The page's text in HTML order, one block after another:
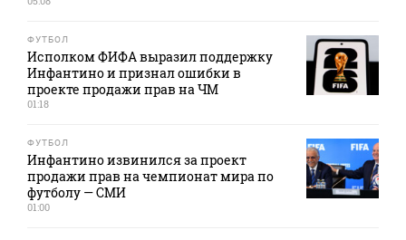
ФУТБОЛ
Исполком ФИФА выразил поддержку
Инфантино и признал ошибки в
проекте продажи прав на ЧМ
01:18
ФУТБОЛ
Инфантино извинился за проект
продажи прав на чемпионат мира по
футболу — СМИ
01:00